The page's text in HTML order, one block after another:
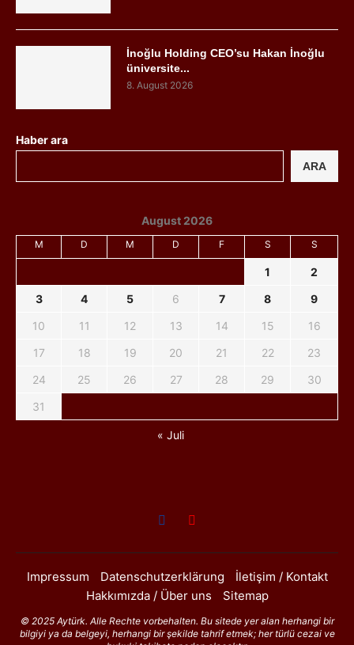
İnoğlu Holding CEO’su Hakan İnoğlu
üniversite...
8. August 2026
Haber ara
ARA
August 2026
M D M D F S S
1
2
3
4 5 6 7 8
9
10
11 12 13 14 15
16
17
18 19 20 21 22
23
24
25 26 27 28 29
30
31
« Juli
Impressum Datenschutzerklärung
İletişim / Kontakt
Hakkımızda / Über uns
Sitemap
© 2025 Aytürk. Alle Rechte vorbehalten. Bu sitede yer alan herhangi bir
bilgiyi ya da belgeyi, herhangi bir şekilde tahrif etmek; her türlü cezai ve